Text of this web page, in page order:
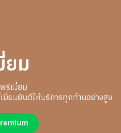
ม
รีเมี่ยม
มี่ยมยินดีให้บริการทุกท่านอย่างสูง